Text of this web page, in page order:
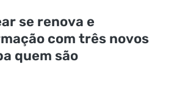
se renova e
com três novos
quem são